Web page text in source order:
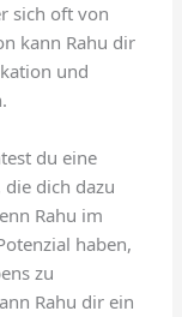
sich oft von
kann Rahu dir
und
du eine
dich dazu
Rahu im
haben,
zu
Rahu dir ein